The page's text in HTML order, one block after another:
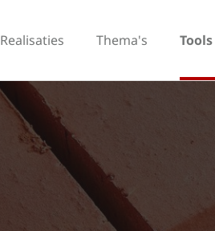
Realisaties Thema's